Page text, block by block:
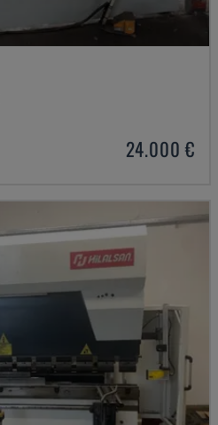
24.000 €